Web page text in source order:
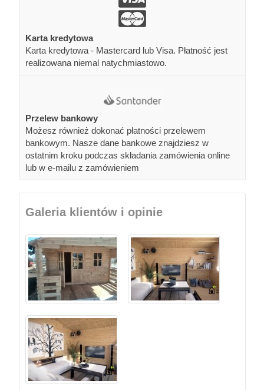
Karta kredytowa
Karta kredytowa - Mastercard lub Visa. Płatność jest
realizowana niemal natychmiastowo.
Przelew bankowy
Możesz również dokonać płatności przelewem
bankowym. Nasze dane bankowe znajdziesz w
ostatnim kroku podczas składania zamówienia online
lub w e-mailu z zamówieniem
Galeria klientów i opinie